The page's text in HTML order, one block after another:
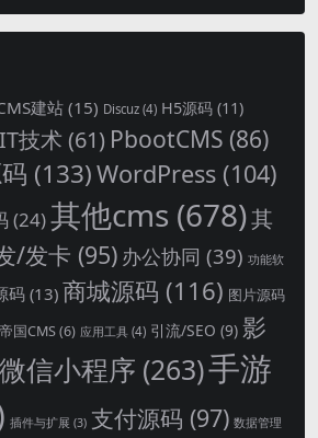
建站(15) Discuz (4) H5源码 (11)
IT技术 (61) PbootCMS (86)
(133)WordPress (104)
(24)其他cms (678)其
/发卡 (95) 办公协同 (39) 功能软
码 (13) 商城源码 (116) 图片源码
帝国CMS(6) 应用工具 (4) 引流/SEO (9) 影
微信小程序 (263)手游
插件与扩展 (3) 支付源码 (97) 数据管理